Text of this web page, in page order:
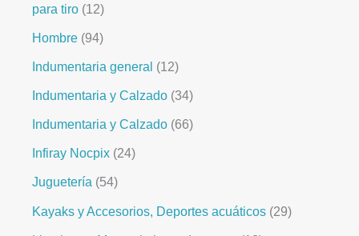
para tiro 12
Hombre 94
Indumentaria general 12
Indumentaria y Calzado 34
Indumentaria y Calzado 66
Infiray Nocpix 24
Juguetería 54
Kayaks y Accesorios, Deportes acuáticos 29